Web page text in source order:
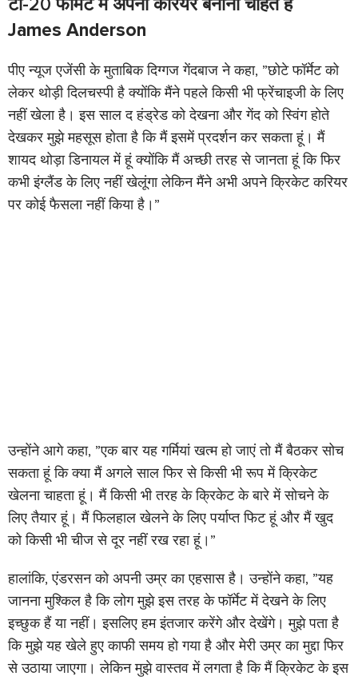
टी-20 फॉर्मेट में अपना करियर बनाना चाहते हैं
James Anderson
पीए न्यूज एजेंसी के मुताबिक दिग्गज गेंदबाज ने कहा, ”छोटे फॉर्मेट को
लेकर थोड़ी दिलचस्पी है क्योंकि मैंने पहले किसी भी फ्रेंचाइजी के लिए
नहीं खेला है। इस साल द हंड्रेड को देखना और गेंद को स्विंग होते
देखकर मुझे महसूस होता है कि मैं इसमें प्रदर्शन कर सकता हूं। मैं
शायद थोड़ा डिनायल में हूं क्योंकि मैं अच्छी तरह से जानता हूं कि फिर
कभी इंग्लैंड के लिए नहीं खेलूंगा लेकिन मैंने अभी अपने क्रिकेट करियर
पर कोई फैसला नहीं किया है।”
उन्होंने आगे कहा, ”एक बार यह गर्मियां खत्म हो जाएं तो मैं बैठकर सोच
सकता हूं कि क्या मैं अगले साल फिर से किसी भी रूप में क्रिकेट
खेलना चाहता हूं। मैं किसी भी तरह के क्रिकेट के बारे में सोचने के
लिए तैयार हूं। मैं फिलहाल खेलने के लिए पर्याप्त फिट हूं और मैं खुद
को किसी भी चीज से दूर नहीं रख रहा हूं।”
हालांकि, एंडरसन को अपनी उम्र का एहसास है। उन्होंने कहा, ”यह
जानना मुश्किल है कि लोग मुझे इस तरह के फॉर्मेट में देखने के लिए
इच्छुक हैं या नहीं। इसलिए हम इंतजार करेंगे और देखेंगे। मुझे पता है
कि मुझे यह खेले हुए काफी समय हो गया है और मेरी उम्र का मुद्दा फिर
से उठाया जाएगा। लेकिन मुझे वास्तव में लगता है कि मैं क्रिकेट के इस